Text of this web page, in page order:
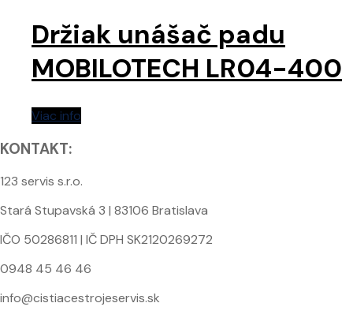
Držiak unášač padu
MOBILOTECH LR04-400
Viac info
KONTAKT:
123 servis s.r.o.
Stará Stupavská 3 | 83106 Bratislava
IČO 50286811 | IČ DPH SK2120269272
0948 45 46 46
info@cistiacestrojeservis.sk